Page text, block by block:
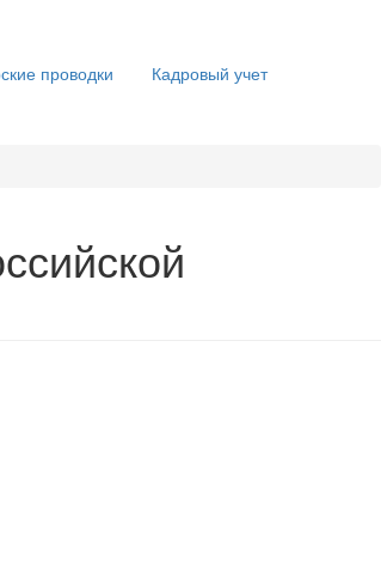
проводки
Кадровый учет